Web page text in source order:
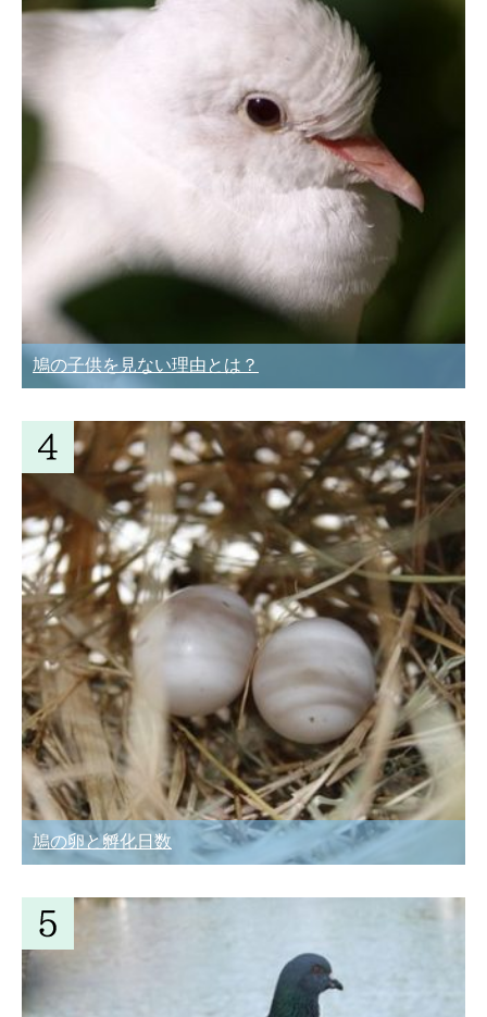
鳩の子供を見ない理由とは？
鳩の卵と孵化日数